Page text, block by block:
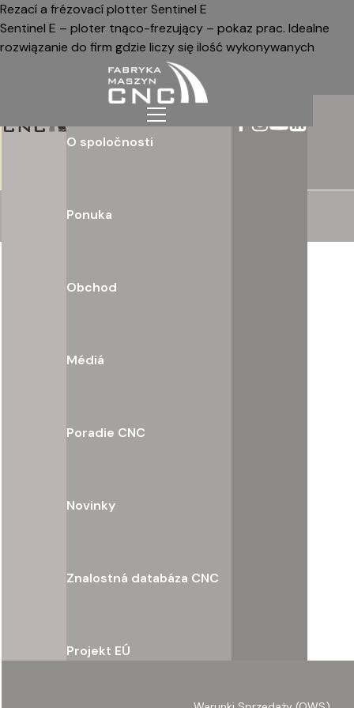
Rezací a frézovací plotter Sentinel E
Sentinel E – ploter tnąco-frezujący – pokaz prac. Idealne
rozwiązanie do firm gdzie liczy się ilość wykonywanych
elementów i ich różnorodność. Ploter tnący cnc to
nowoczesna maszyna CNC
O spoločnosti
Ponuka
Obchod
Médiá
Poradie CNC
Novinky
Znalostná databáza CNC
Projekt EÚ